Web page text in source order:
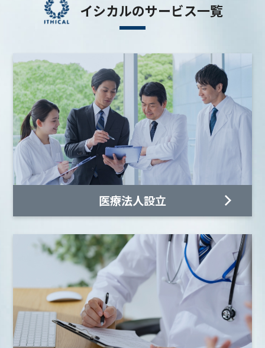
イシカルのサービス一覧
医療法人設立